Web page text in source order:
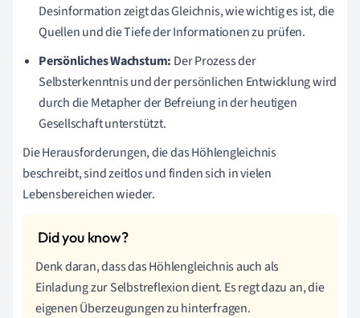
Desinformation zeigt das Gleichnis, wie wichtig es ist, die
Quellen und die Tiefe der Informationen zu prüfen.
Persönliches Wachstum: Der Prozess der
Selbsterkenntnis und der persönlichen Entwicklung wird
durch die Metapher der Befreiung in der heutigen
Gesellschaft unterstützt.
Die Herausforderungen, die das Höhlengleichnis
beschreibt, sind zeitlos und finden sich in vielen
Lebensbereichen wieder.
Denk daran, dass das Höhlengleichnis auch als
Einladung zur Selbstreflexion dient. Es regt dazu an, die
eigenen Überzeugungen zu hinterfragen.